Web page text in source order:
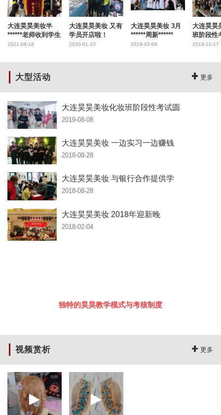
大连昊昊美妆半
******老师收到学生
2021-08-18
大连昊昊美妆 又有
学员开店啦！
2020-01-10
大连昊昊美妆 3月
******周新******
2019-03-08
大连昊昊
班阶段性
2018-10-17
大型活动 更多
大连昊昊美妆化妆班阶段性考试圆
2019-08-08
大连昊昊美妆 一边实习一边赚钱
2018-08-28
大连昊昊美妆 与银行合作提供学
2018-08-28
大连昊昊美妆 2018年迎新晚
2018-02-04
独特的昊昊教学模式与考核制度
视频赏析 更多